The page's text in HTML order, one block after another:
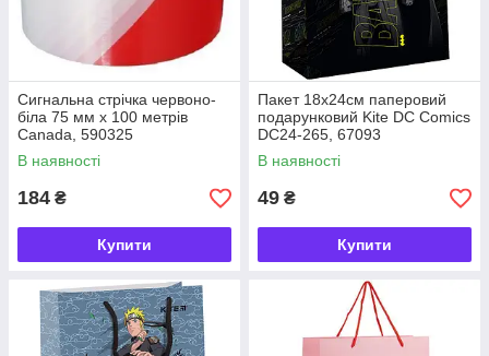
Сигнальна стрічка червоно-
біла 75 мм х 100 метрів
Canada, 590325
В наявності
184 ₴
Купити
Пакет 18х24см паперовий
подарунковий Kite DC Comics
DC24-265, 67093
В наявності
49 ₴
Купити